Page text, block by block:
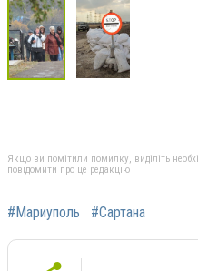
Якщо ви помітили помилку, виділіть
повідомити про це редакцію
#Мариуполь #Сартана